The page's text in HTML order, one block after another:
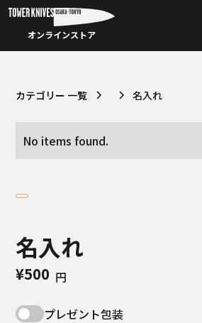
オンラインストア
カテゴリー 一覧 名入れ
No items found.
名入れ
¥500 円
プレゼント包装